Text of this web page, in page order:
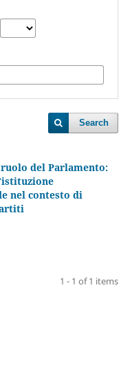
Search
del Parlamento:
nel contesto di
1 - 1 of 1 items